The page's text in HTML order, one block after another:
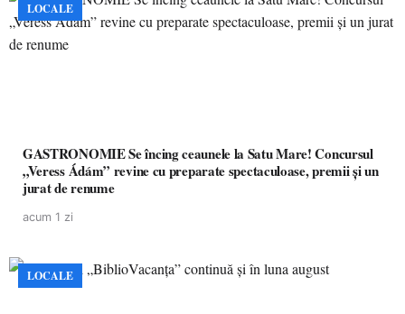
LOCALE
GASTRONOMIE Se încing ceaunele la Satu Mare! Concursul
„Veress Ádám” revine cu preparate spectaculoase, premii și un
jurat de renume
acum 1 zi
LOCALE